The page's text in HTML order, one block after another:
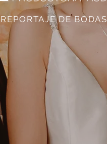
REPORTAJE DE BODAS